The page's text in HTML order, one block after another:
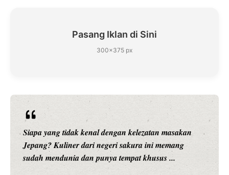
Pasang Iklan di Sini
300×375 px
Siapa yang tidak kenal dengan kelezatan masakan
Jepang? Kuliner dari negeri sakura ini memang
sudah mendunia dan punya tempat khusus ...